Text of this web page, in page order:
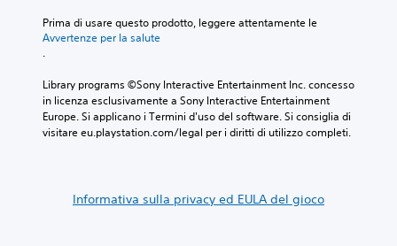
Prima di usare questo prodotto, leggere attentamente le
Avvertenze per la salute
.
Library programs ©Sony Interactive Entertainment Inc. concesso
in licenza esclusivamente a Sony Interactive Entertainment
Europe. Si applicano i Termini d'uso del software. Si consiglia di
visitare eu.playstation.com/legal per i diritti di utilizzo completi.
Informativa sulla privacy ed EULA del gioco